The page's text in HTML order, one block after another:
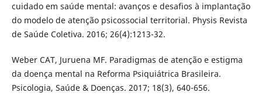
cuidado em saúde mental: avanços e desafios à implantação
do modelo de atenção psicossocial territorial. Physis Revista
de Saúde Coletiva. 2016; 26(4):1213-32.
Weber CAT, Juruena MF. Paradigmas de atenção e estigma
da doença mental na Reforma Psiquiátrica Brasileira.
Psicologia, Saúde & Doenças. 2017; 18(3), 640-656.